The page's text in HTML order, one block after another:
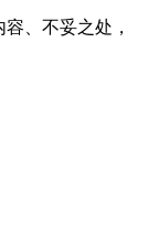
、不妥之处，